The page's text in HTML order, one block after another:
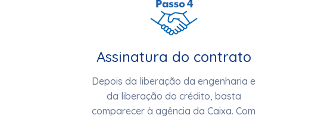
Assinatura do contrato
Depois da liberação da engenharia e
da liberação do crédito, basta
comparecer à agência da Caixa. Com